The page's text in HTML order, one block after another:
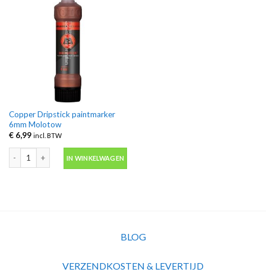
Copper Dripstick paintmarker
6mm Molotow
€6,99 incl. BTW
Copper Dripstick paintmarker 6mm Molotow aantal
IN WINKELWAGEN
BLOG
VERZENDKOSTEN & LEVERTIJD